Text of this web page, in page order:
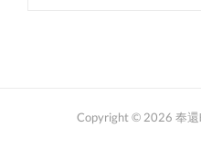
Copyright © 2026 奉